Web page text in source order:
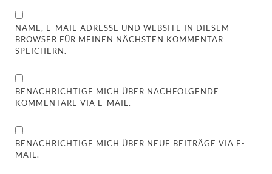
NAME, E-MAIL-ADRESSE UND WEBSITE IN DIESEM
BROWSER FÜR MEINEN NÄCHSTEN KOMMENTAR
SPEICHERN.
BENACHRICHTIGE MICH ÜBER NACHFOLGENDE
KOMMENTARE VIA E-MAIL.
BENACHRICHTIGE MICH ÜBER NEUE BEITRÄGE VIA E-
MAIL.